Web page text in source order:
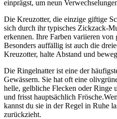
einprägst, um neun
Die Kreuzotter,​ die einzige ​giftige
sich durch ihr ⁤typisches Zickzack-
erkennen. ⁣Ihre Farben⁤ variieren von
Besonders⁤ auffällig ist auch⁢ die
Kreuzotter,‌ halte Abstand‍ und
Die Ringelnatter ist eine der
Gewässern. Sie hat oft eine⁤
helle, gelbliche Flecken oder
und frisst hauptsächlich
kannst du ⁣sie in der Regel ​in Ruhe
zurückzieht.